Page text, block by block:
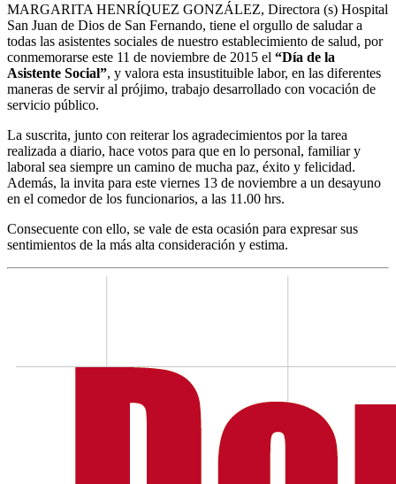
MARGARITA HENRÍQUEZ GONZÁLEZ, Directora (s) Hospital
San Juan de Dios de San Fernando, tiene el orgullo de saludar a
todas las asistentes sociales de nuestro establecimiento de salud, por
conmemorarse este 11 de noviembre de 2015 el “Día de la
Asistente Social”, y valora esta insustituible labor, en las diferentes
maneras de servir al prójimo, trabajo desarrollado con vocación de
servicio público.
La suscrita, junto con reiterar los agradecimientos por la tarea
realizada a diario, hace votos para que en lo personal, familiar y
laboral sea siempre un camino de mucha paz, éxito y felicidad.
Además, la invita para este viernes 13 de noviembre a un desayuno
en el comedor de los funcionarios, a las 11.00 hrs.
Consecuente con ello, se vale de esta ocasión para expresar sus
sentimientos de la más alta consideración y estima.